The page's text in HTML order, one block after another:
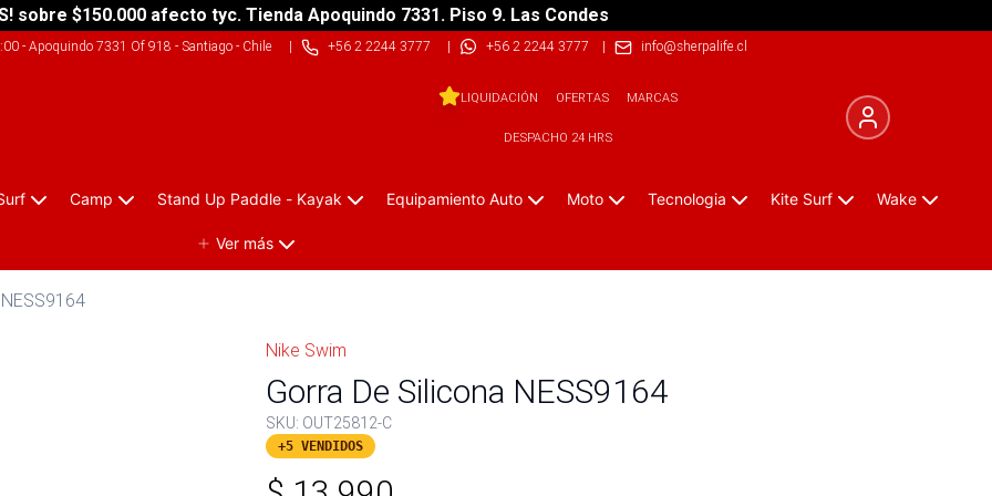
sobre $150.000 afecto tyc. Tienda Apoquindo 7331. Piso 9. Las Condes
- Apoquindo 7331 Of 918 - Santiago - Chile| +56 2 2244 3777 | +56 2 2244 3777 | info@sherpalife.cl
LIQUIDACIÓN OFERTAS MARCAS
DESPACHO 24 HRS
Camp Stand Up Paddle - Kayak Equipamiento Auto Moto Tecnologia Kite Surf Wake
Ver más
Nike Swim
Gorra De Silicona NESS9164
SKU: OUT25812-C
+5 VENDIDOS